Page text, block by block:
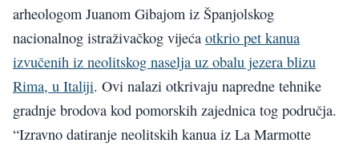
arheologom Juanom Gibajom iz Španjolskog
nacionalnog istraživačkog vijeća otkrio pet kanua
izvučenih iz neolitskog naselja uz obalu jezera blizu
Rima, u Italiji. Ovi nalazi otkrivaju napredne tehnike
gradnje brodova kod pomorskih zajednica tog područja.
“Izravno datiranje neolitskih kanua iz La Marmotte